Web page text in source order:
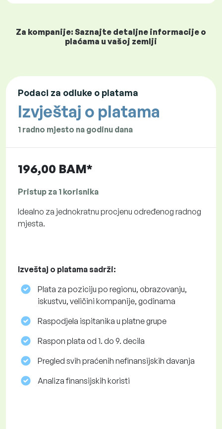
Za kompanije: Saznajte detaljne informacije o
plaćama u vašoj zemlji
Podaci za odluke o platama
Izvještaj o platama
1 radno mjesto na godinu dana
196,00 BAM*
Pristup za 1 korisnika
Idealno za jednokratnu procjenu određenog radnog
mjesta.
Izveštaj o platama sadrži:
Plata za poziciju po regionu, obrazovanju,
iskustvu, veličini kompanije, godinama
Raspodjela ispitanika u platne grupe
Raspon plata od 1. do 9. decila
Pregled svih praćenih nefinansijskih davanja
Analiza finansijskih koristi